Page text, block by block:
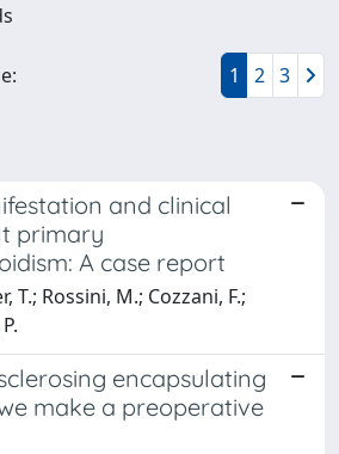
1 2 3
and clinical
primary
A case report
T.; Rossini, M.; Cozzani, F.;
encapsulating
make a preoperative